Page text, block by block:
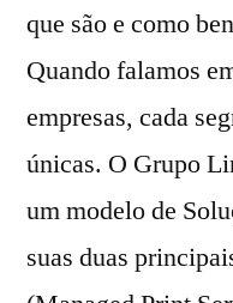
que são e como
Quando falamos
empresas, cada
únicas. O Grupo
um modelo de
suas duas